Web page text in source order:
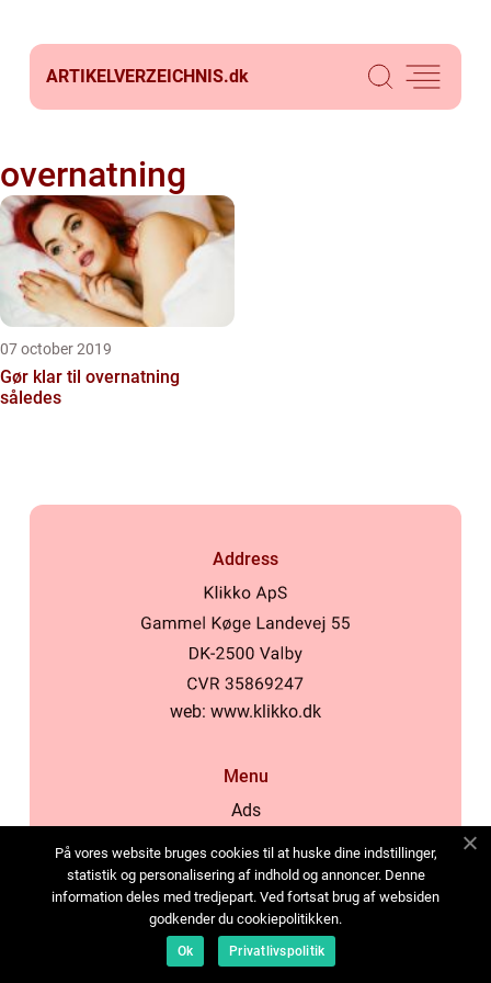
ARTIKELVERZEICHNIS.dk
overnatning
07 october 2019
Gør klar til overnatning
således
Address
web: www.klikko.dk
Menu
Ads
Cookies
Contact
Sitemap
På vores website bruges cookies til at huske dine indstillinger,
statistik og personalisering af indhold og annoncer. Denne
information deles med tredjepart. Ved fortsat brug af websiden
godkender du cookiepolitikken.
Ok Privatlivspolitik